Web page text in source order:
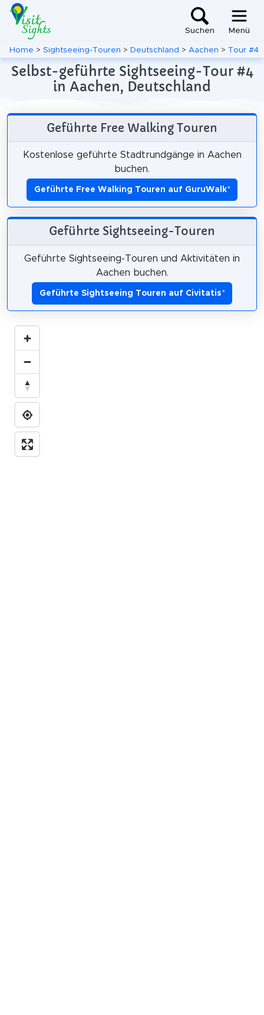
Suchen Menü
Home > Sightseeing-Touren > Deutschland > Aachen > Tour #4
Selbst-geführte Sightseeing-Tour #4
in Aachen, Deutschland
Geführte Free Walking Touren
Kostenlose geführte Stadtrundgänge in Aachen
buchen.
Geführte Free Walking Touren auf GuruWalk*
Geführte Sightseeing-Touren
Geführte Sightseeing-Touren und Aktivitäten in
Aachen buchen.
Geführte Sightseeing Touren auf Civitatis*